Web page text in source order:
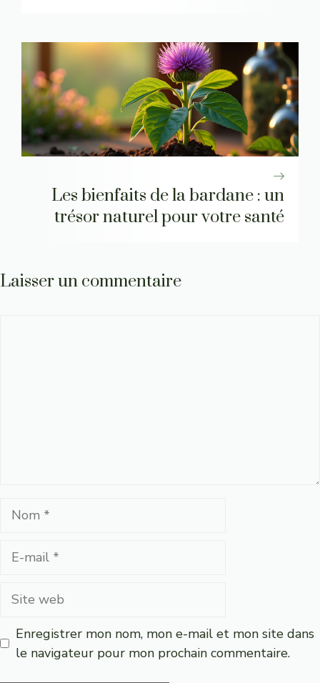
Les bienfaits de la bardane : un
trésor naturel pour votre santé
Laisser un commentaire
Nom
Site
Enregistrer mon nom, mon e-mail et mon site dans
le navigateur pour mon prochain commentaire.